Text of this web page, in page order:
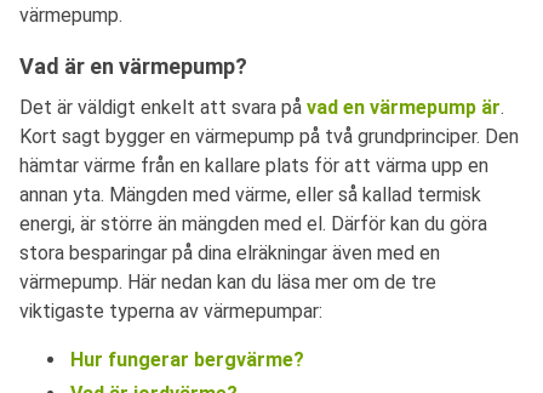
värmepump.
Vad är en värmepump?
Det är väldigt enkelt att svara på vad en värmepump är.
Kort sagt bygger en värmepump på två grundprinciper. Den
hämtar värme från en kallare plats för att värma upp en
annan yta. Mängden med värme, eller så kallad termisk
energi, är större än mängden med el. Därför kan du göra
stora besparingar på dina elräkningar även med en
värmepump. Här nedan kan du läsa mer om de tre
viktigaste typerna av värmepumpar:
Hur fungerar bergvärme?